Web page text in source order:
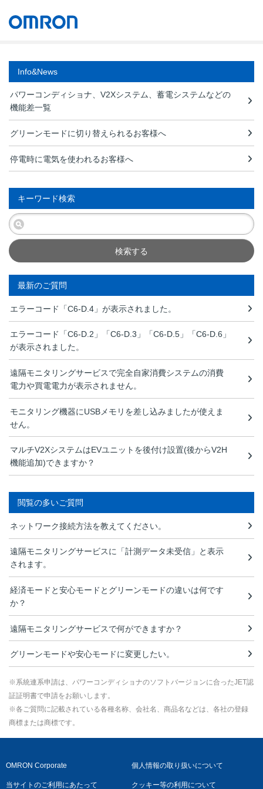
Info&News
パワーコンディショナ、V2Xシステム、蓄電システムなどの
機能差一覧
グリーンモードに切り替えられるお客様へ
停電時に電気を使われるお客様へ
キーワード検索
検索する
最新のご質問
エラーコード「C6-D.4」が表示されました。
エラーコード「C6-D.2」「C6-D.3」「C6-D.5」「C6-D.6」
が表示されました。
遠隔モニタリングサービスで完全自家消費システムの消費
電力や買電電力が表示されません。
モニタリング機器にUSBメモリを差し込みましたが使えま
せん。
マルチV2XシステムはEVユニットを後付け設置(後からV2H
機能追加)できますか？
閲覧の多いご質問
ネットワーク接続方法を教えてください。
遠隔モニタリングサービスに「計測データ未受信」と表示
されます。
経済モードと安心モードとグリーンモードの違いは何です
か？
遠隔モニタリングサービスで何ができますか？
グリーンモードや安心モードに変更したい。
※系統連系申請は、パワーコンディショナのソフトバージョンに合ったJET認
証証明書で申請をお願いします。
※各ご質問に記載されている各種名称、会社名、商品名などは、各社の登録
商標または商標です。
OMRON Corporate 個人情報の取り扱いについて
当サイトのご利用にあたって クッキー等の利用について